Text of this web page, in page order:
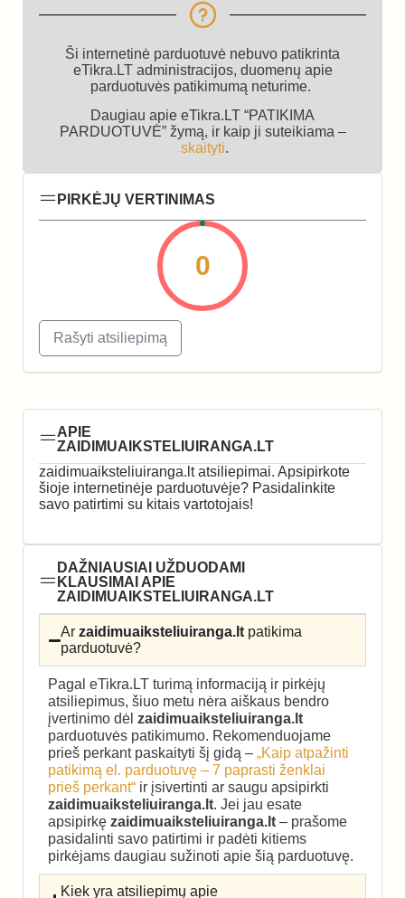
Ši internetinė parduotuvė nebuvo patikrinta
eTikra.LT administracijos, duomenų apie
parduotuvės patikimumą neturime.
Daugiau apie eTikra.LT “PATIKIMA
PARDUOTUVĖ” žymą, ir kaip ji suteikiama –
skaityti.
PIRKĖJŲ VERTINIMAS
0
Rašyti atsiliepimą
APIE
ZAIDIMUAIKSTELIUIRANGA.LT
zaidimuaiksteliuiranga.lt atsiliepimai. Apsipirkote
šioje internetinėje parduotuvėje? Pasidalinkite
savo patirtimi su kitais vartotojais!
DAŽNIAUSIAI UŽDUODAMI
KLAUSIMAI APIE
ZAIDIMUAIKSTELIUIRANGA.LT
Arzaidimuaiksteliuiranga.lt patikima
parduotuvė?
Pagal eTikra.LT turimą informaciją ir pirkėjų
atsiliepimus, šiuo metu nėra aiškaus bendro
įvertinimo dėl zaidimuaiksteliuiranga.lt
parduotuvės patikimumo. Rekomenduojame
prieš perkant paskaityti šį gidą – „Kaip atpažinti
patikimą el. parduotuvę – 7 paprasti ženklai
prieš perkant“ ir įsivertinti ar saugu apsipirkti
zaidimuaiksteliuiranga.lt. Jei jau esate
apsipirkę zaidimuaiksteliuiranga.lt – prašome
pasidalinti savo patirtimi ir padėti kitiems
pirkėjams daugiau sužinoti apie šią parduotuvę.
Kiek yra atsiliepimų apie